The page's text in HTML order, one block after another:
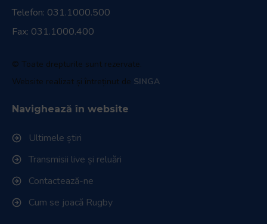
Telefon: 031.1000.500
Fax: 031.1000.400
© Toate drepturile sunt rezervate.
Website realizat și întreținut de SINGA
Navighează în website
Ultimele știri
Transmisii live și reluări
Contactează-ne
Cum se joacă Rugby